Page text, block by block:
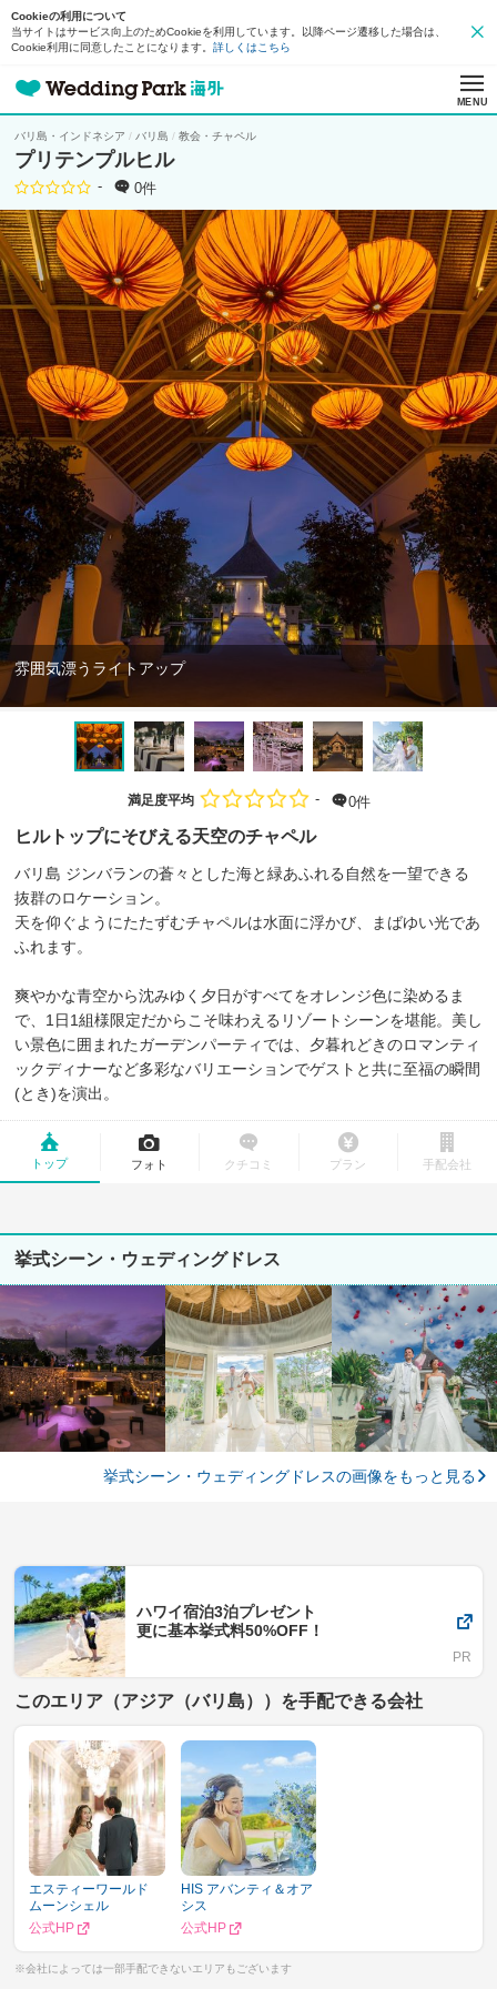
Cookieの利用について
当サイトはサービス向上のためCookieを利用しています。以降ページ遷移した場合は、
Cookie利用に同意したことになります。 詳しくはこちら
MENU
バリ島・インドネシア バリ島 教会・チャペル
プリテンプルヒル
- 0件
雰囲気漂うライトアップ
満足度平均 - 0件
ヒルトップにそびえる天空のチャペル
バリ島 ジンバランの蒼々とした海と緑あふれる自然を一望できる
抜群のロケーション。
天を仰ぐようにたたずむチャペルは水面に浮かび、まばゆい光であ
ふれます。
爽やかな青空から沈みゆく夕日がすべてをオレンジ色に染めるま
で、1日1組様限定だからこそ味わえるリゾートシーンを堪能。美し
い景色に囲まれたガーデンパーティでは、夕暮れどきのロマンティ
ックディナーなど多彩なバリエーションでゲストと共に至福の瞬間
(とき)を演出。
トップ フォト クチコミ プラン 手配会社
挙式シーン・ウェディングドレス
挙式シーン・ウェディングドレスの画像をもっと見る
ハワイ宿泊3泊プレゼント
更に基本挙式料50%OFF！
このエリア（アジア（バリ島））を手配できる会社
エスティーワールド
ムーンシェル
公式HP
HIS アバンティ＆オア
シス
公式HP
※会社によっては一部手配できないエリアもございます